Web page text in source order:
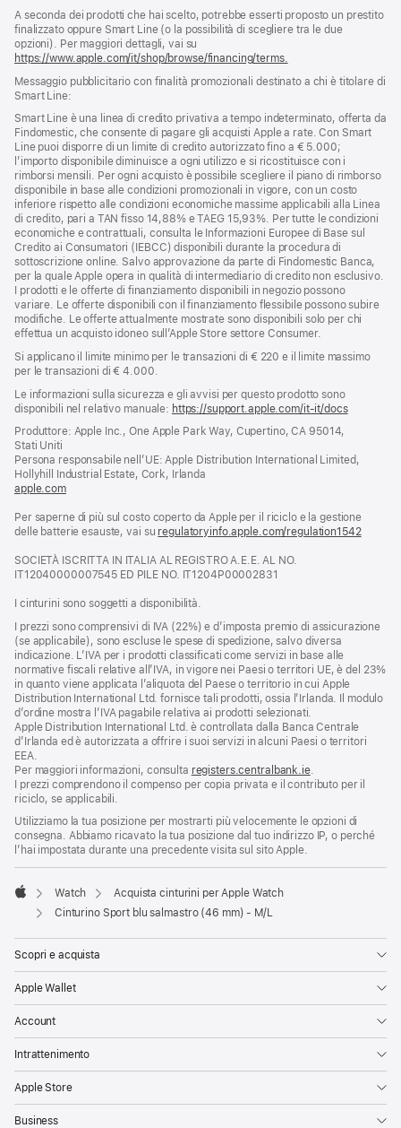
A seconda dei prodotti che hai scelto, potrebbe esserti proposto un prestito
finalizzato oppure Smart Line (o la possibilità di scegliere tra le due
opzioni). Per maggiori dettagli, vai su
https://www.apple.com/it/shop/browse/financing/terms.
Messaggio pubblicitario con finalità promozionali destinato a chi è titolare di
Smart Line:
Smart Line è una linea di credito privativa a tempo indeterminato, offerta da
Findomestic, che consente di pagare gli acquisti Apple a rate. Con Smart
Line puoi disporre di un limite di credito autorizzato fino a € 5.000;
l’importo disponibile diminuisce a ogni utilizzo e si ricostituisce con i
rimborsi mensili. Per ogni acquisto è possibile scegliere il piano di rimborso
disponibile in base alle condizioni promozionali in vigore, con un costo
inferiore rispetto alle condizioni economiche massime applicabili alla Linea
di credito, pari a TAN fisso 14,88% e TAEG 15,93%. Per tutte le condizioni
economiche e contrattuali, consulta le Informazioni Europee di Base sul
Credito ai Consumatori (IEBCC) disponibili durante la procedura di
sottoscrizione online. Salvo approvazione da parte di Findomestic Banca,
per la quale Apple opera in qualità di intermediario di credito non esclusivo.
I prodotti e le offerte di finanziamento disponibili in negozio possono
variare. Le offerte disponibili con il finanziamento flessibile possono subire
modifiche. Le offerte attualmente mostrate sono disponibili solo per chi
effettua un acquisto idoneo sull’Apple Store settore Consumer.
Si applicano il limite minimo per le transazioni di € 220 e il limite massimo
per le transazioni di € 4.000.
Le informazioni sulla sicurezza e gli avvisi per questo prodotto sono
disponibili nel relativo manuale: https://support.apple.com/it-it/docs(si
finestra)
Produttore: Apple Inc., One Apple Park Way, Cupertino, CA 95014,
Stati Uniti
Persona responsabile nell’UE: Apple Distribution International Limited,
Hollyhill Industrial Estate, Cork, Irlanda
apple.com(si
una
nuova
Per saperne di più sul costo coperto da Apple per il riciclo e la gestione
delle batterie esauste, vai su regulatoryinfo.apple.com/regulation1542(si
SOCIETÀ ISCRITTA IN ITALIA AL REGISTRO A.E.E. AL NO.
IT12040000007545 ED PILE NO. IT1204P00002831
I cinturini sono soggetti a disponibilità.
I prezzi sono comprensivi di IVA (22%) e d’imposta premio di assicurazione
(se applicabile), sono escluse le spese di spedizione, salvo diversa
indicazione. L’IVA per i prodotti classificati come servizi in base alle
normative fiscali relative all’IVA, in vigore nei Paesi o territori UE, è del 23%
in quanto viene applicata l’aliquota del Paese o territorio in cui Apple
Distribution International Ltd. fornisce tali prodotti, ossia l’Irlanda. Il modulo
d’ordine mostra l’IVA pagabile relativa ai prodotti selezionati.
Apple Distribution International Ltd. è controllata dalla Banca Centrale
d’Irlanda ed è autorizzata a offrire i suoi servizi in alcuni Paesi o territori
EEA.
Per maggiori informazioni, consulta registers.centralbank.ie.
I prezzi comprendono il compenso per copia privata e il contributo per il
riciclo, se applicabili.
Utilizziamo la tua posizione per mostrarti più velocemente le opzioni di
consegna. Abbiamo ricavato la tua posizione dal tuo indirizzo IP, o perché
l’hai impostata durante una precedente visita sul sito Apple.
Apple
Watch
Acquista cinturini per Apple Watch
Cinturino Sport blu salmastro (46 mm) - M/L
Scopri e acquista
Apple Wallet
Account
Intrattenimento
Apple Store
Business